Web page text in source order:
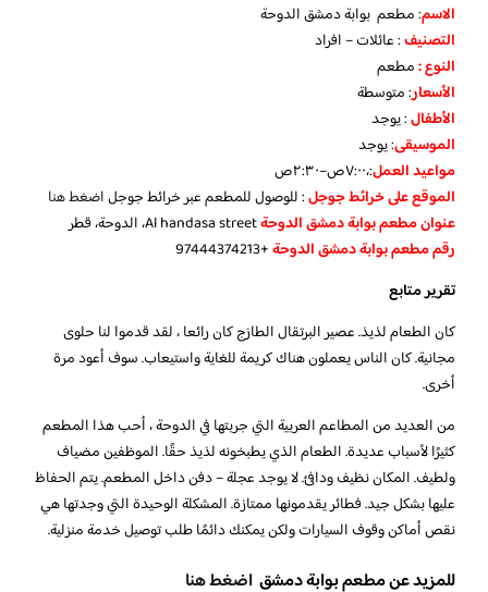
الاسم: مطعم بوابة دمشق الدوحة
التصنيف: عائلات – افراد
النوع :مطعم
الأسعار:متوسطة
الأطفال:يوجد
الموسيقى:يوجد
مواعيد العمل:،٧:٠٠ص–٢:٣٠ص
الموقع على خرائط جوجل: للوصول للمطعم عبر خرائط جوجلاضغط هنا
عنوان مطعم بوابة دمشق الدوحةAl handasa street، الدوحة، قطر
رقم مطعم بوابة دمشق الدوحة+97444374213
تقرير متابع
كان الطعام لذيذ. عصير البرتقال الطازج كان رائعا ، لقد قدموا لنا حلوى
مجانية. كان الناس يعملون هناك كريمة للغاية واستيعاب. سوف أعود مرة
أخرى.
من العديد من المطاعم العربية التي جربتها في الدوحة ، أحب هذا المطعم
كثيرًا لأسباب عديدة. الطعام الذي يطبخونه لذيذ حقًا. الموظفين مضياف
ولطيف. المكان نظيف ودافئ. لا يوجد عجلة – دفن داخل المطعم. يتم الحفاظ
عليها بشكل جيد. فطائر يقدمونها ممتازة. المشكلة الوحيدة التي وجدتها هي
نقص أماكن وقوف السيارات ولكن يمكنك دائمًا طلب توصيل خدمة منزلية.
للمزيد عن مطعم بوابة دمشق اضغط هنا